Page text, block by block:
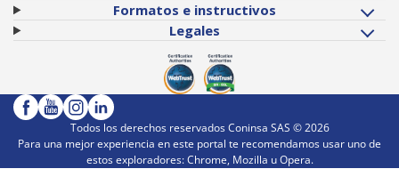
Formatos e instructivos
Legales
Todos los derechos reservados Coninsa SAS ©2026
Para una mejor experiencia en este portal te recomendamos usar uno de
estos exploradores: Chrome, Mozilla u Opera.